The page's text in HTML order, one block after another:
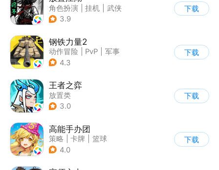
角色扮演 挂机
武侠
| 文字游戏
3.9
下载
钢铁力量2
动作冒险 PvP
军事
| 5v5
4.3
下载
王者之弈
放置类
3.0
下载
高能手办团
策略 卡牌
篮球
| 美少女
4.0
下载